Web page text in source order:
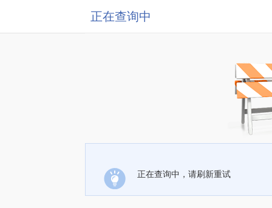
正在查询中
正在查询中，请刷新重试